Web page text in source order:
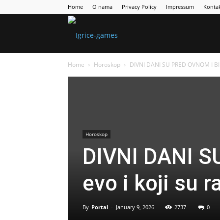
Home O nama Privacy Policy Impressum
Home Horoskop DIVNI DANI SU PRED OVNOM I
Horoskop
DIVNI DANI
evo i koji su
By Portal - January 9, 2026 2737 0